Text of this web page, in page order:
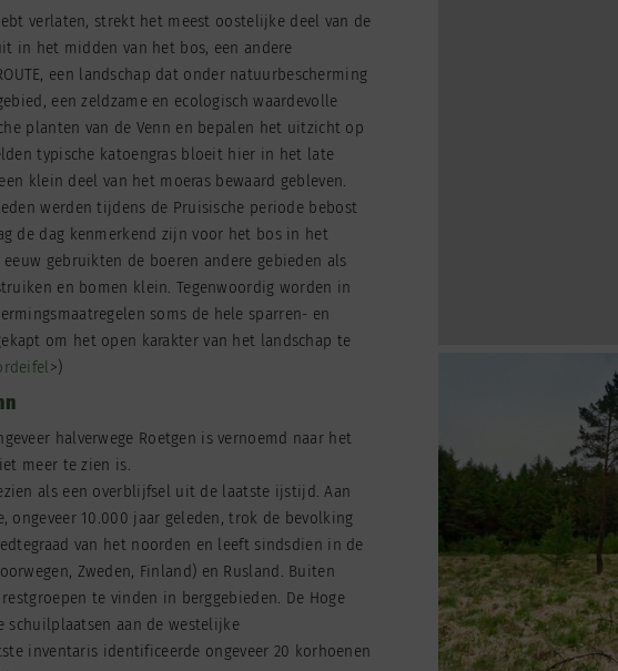
verlaten, strekt het meest oostelijke deel van de
in het midden van het bos, een andere
een landschap dat onder natuurbescherming
een zeldzame en ecologisch waardevolle
planten van de Venn en bepalen het uitzicht op
typische katoengras bloeit hier in het late
klein deel van het moeras bewaard gebleven.
werden tijdens de Pruisische periode bebost
de dag kenmerkend zijn voor het bos in het
gebruikten de boeren andere gebieden als
en bomen klein. Tegenwoordig worden in
soms de hele sparren- en
om het open karakter van het landschap te
>)
halverwege Roetgen is vernoemd naar het
meer te zien is.
als een overblijfsel uit de laatste ijstijd. Aan
ongeveer 10.000 jaar geleden, trok de bevolking
van het noorden en leeft sindsdien in de
Zweden, Finland) en Rusland. Buiten
te vinden in berggebieden. De Hoge
schuilplaatsen aan de westelijke
inventaris identificeerde ongeveer 20 korhoenen